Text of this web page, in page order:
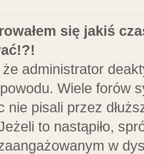
się jakiś
administrator
Wiele forów
nie pisali przez
to nastąpiło,
w